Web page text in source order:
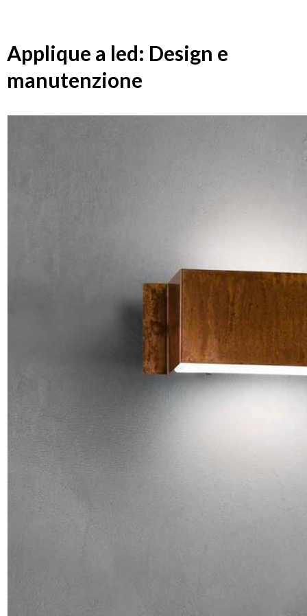
Applique a led: Design e
manutenzione